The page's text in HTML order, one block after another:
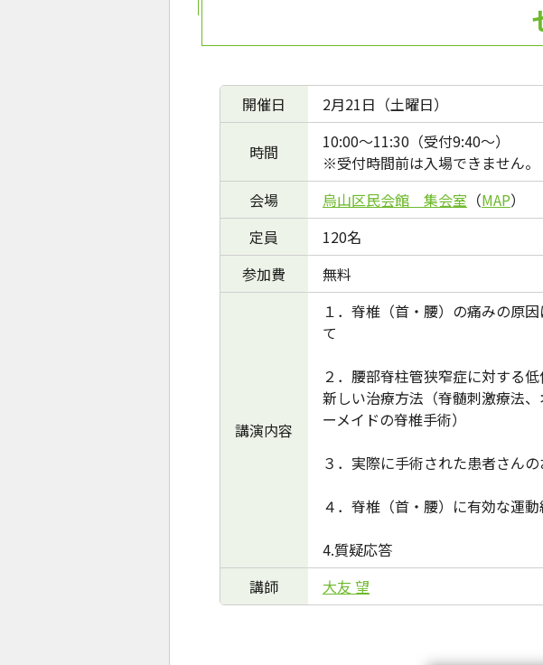
開催日 2月21日（土曜日）
時間
10:00～11:30（受付9:40～）
※受付時間前は入場できません。
会場
烏山区民会館 集会室 （MAP）
定員
120名
参加費
無料
講演内容
１．脊椎（首・腰）の痛みの原
て
２．腰部脊柱管狭窄症に対する
新しい治療方法（脊髄刺激療法
ーメイドの脊椎手術）
３．実際に手術された患者さん
４．脊椎（首・腰）に有効な運
4.質疑応答
講師
大友 望